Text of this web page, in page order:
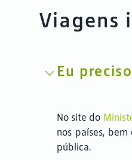
Viagens
Eu
No site do
nos países,
pública.